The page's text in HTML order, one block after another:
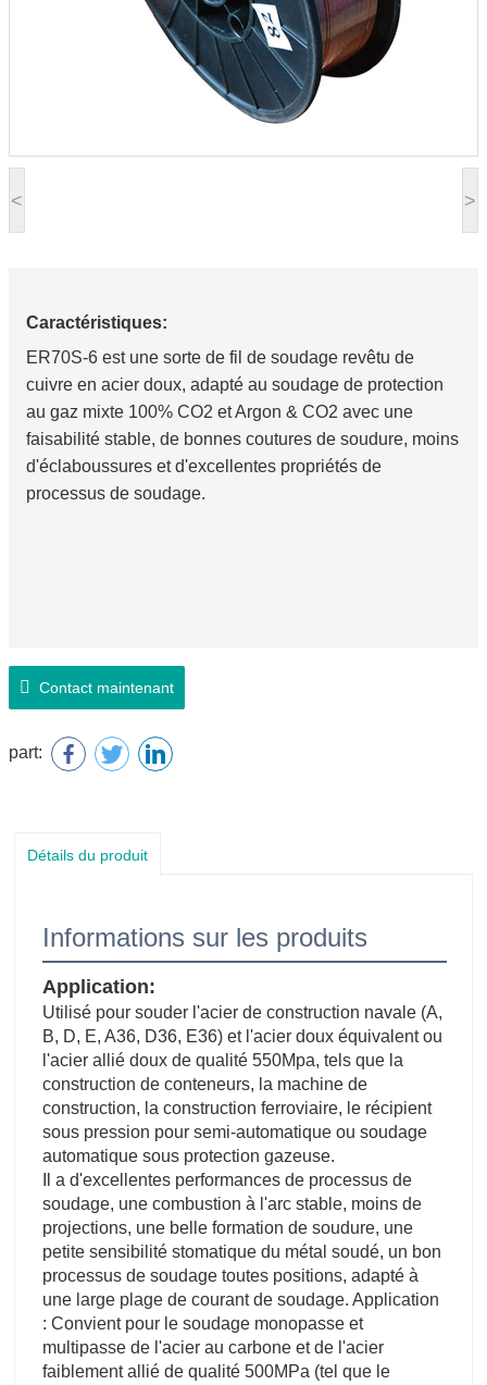
< >
Caractéristiques:
ER70S-6 est une sorte de fil de soudage revêtu de
cuivre en acier doux, adapté au soudage de protection
au gaz mixte 100% CO2 et Argon & CO2 avec une
faisabilité stable, de bonnes coutures de soudure, moins
d'éclaboussures et d'excellentes propriétés de
processus de soudage.
Contact maintenant
part:
Détails du produit
Informations sur les produits
Application:
Utilisé pour souder l'acier de construction navale (A,
B, D, E, A36, D36, E36) et l'acier doux équivalent ou
l'acier allié doux de qualité 550Mpa, tels que la
construction de conteneurs, la machine de
construction, la construction ferroviaire, le récipient
sous pression pour semi-automatique ou soudage
automatique sous protection gazeuse.
Il a d'excellentes performances de processus de
soudage, une combustion à l'arc stable, moins de
projections, une belle formation de soudure, une
petite sensibilité stomatique du métal soudé, un bon
processus de soudage toutes positions, adapté à
une large plage de courant de soudage. Application
: Convient pour le soudage monopasse et
multipasse de l'acier au carbone et de l'acier
faiblement allié de qualité 500MPa (tel que le